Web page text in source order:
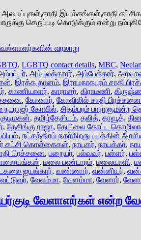
இயக்கங்கள்,சாதி
செருப்படி கொடுக்கும் என்று
வரலாறு
, LGBTQ contact details, MBC,
, அம்பலக்காரர், அம்பேத்கார்,
, இரத்த தானம், இராமநாதபுரம் சாதி
, காணியாளர், காராளர், கிராமணி,
, கோனார், கோவிலில் சாதி பிரச்சனை
நடராஜர் கோவில், சிதம்பரம் பாராளுமன்ற
, தமிழ்தேசியம், தலித், தாவூத்,
, தேசிங்கு ராஜா, தேயிலை தோட்ட
, நட்சத்திரம் நகர்கிறது படத்தின்
கட்சி கொள்கைகள், நாயகர், நாயக்கர்,
பிரச்சனை, பறையர், பல்வவர், பள்ளர்,
, மலை பண்டாரம், மலையாளி,
ஐயங்கார், வண்ணார், வன்னியர்,
, வேலம்மா, வேளம்மா, வேளார்,
வேளாளர்கள் என்ற